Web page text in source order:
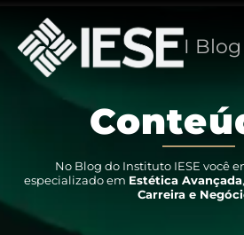
I Blog
Conteú
No Blog do Instituto IESE você
especializado em Estética Avançada,
Carreira e